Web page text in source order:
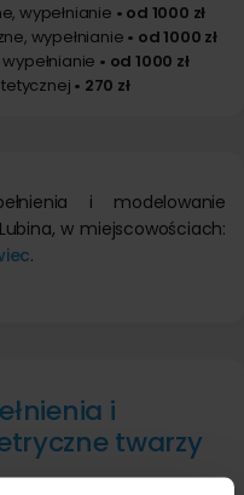
wypełnianie • od 1000 zł
wypełnianie • od 1000 zł
• od 1000 zł
• 270 zł
i modelowanie
w miejscowościach:
.
i
twarzy